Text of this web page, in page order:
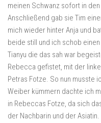
meinen Schwanz sofort in
Anschließend gab sie Tim
mich wieder hinter Anja und
beide still und ich schob
Tianyu die das sah war
Rebecca gefistet, mit der
Petras Fotze. So nun musste
Weiber kümmern dachte ich
in Rebeccas Fotze, da sich
der Nachbarin und der